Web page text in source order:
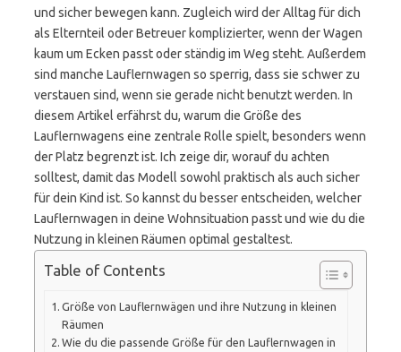
und sicher bewegen kann. Zugleich wird der Alltag für dich
als Elternteil oder Betreuer komplizierter, wenn der Wagen
kaum um Ecken passt oder ständig im Weg steht. Außerdem
sind manche Lauflernwagen so sperrig, dass sie schwer zu
verstauen sind, wenn sie gerade nicht benutzt werden. In
diesem Artikel erfährst du, warum die Größe des
Lauflernwagens eine zentrale Rolle spielt, besonders wenn
der Platz begrenzt ist. Ich zeige dir, worauf du achten
solltest, damit das Modell sowohl praktisch als auch sicher
für dein Kind ist. So kannst du besser entscheiden, welcher
Lauflernwagen in deine Wohnsituation passt und wie du die
Nutzung in kleinen Räumen optimal gestaltest.
Table of Contents
Größe von Lauflernwägen und ihre Nutzung in kleinen
Räumen
Wie du die passende Größe für den Lauflernwagen in